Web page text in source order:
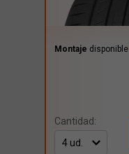
Montaje disponible
Cantidad: